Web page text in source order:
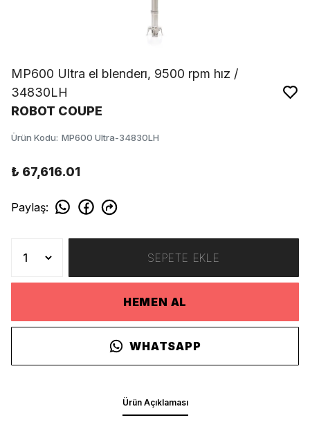
MP600 Ultra el blenderı, 9500 rpm hız /
34830LH
ROBOT COUPE
Ürün Kodu: MP600 Ultra-34830LH
₺ 67,616.01
Paylaş:
SEPETE EKLE
HEMEN AL
WHATSAPP
Ürün Açıklaması